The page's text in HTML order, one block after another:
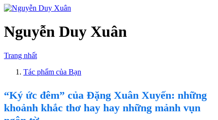
Nguyễn Duy Xuân
Trang nhất
Tác phẩm của Bạn
“Ký ức đêm” của Đặng Xuân Xuyến: những
khoảnh khắc thơ hay hay những mảnh vụn